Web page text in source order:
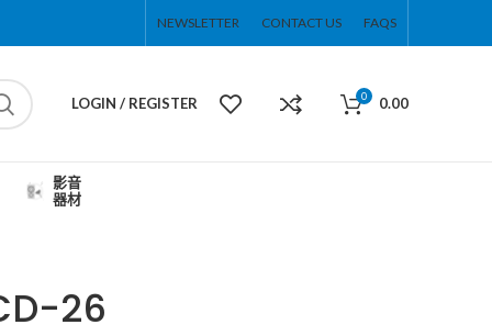
NEWSLETTER CONTACT US FAQS
LOGIN / REGISTER 0 0.00
影音
器材
26